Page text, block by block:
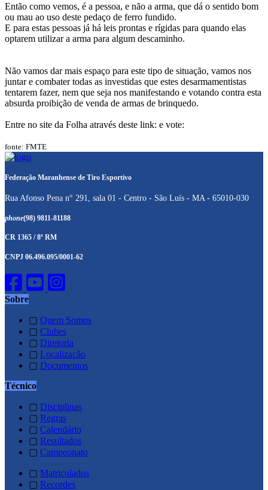
Então como vemos, é a pessoa, e não a arma, que dá o sentido bom
ou mau ao uso deste pedaço de ferro fundido.
E para estas pessoas já há leis prontas e rígidas para quando elas
optarem utilizar a arma para algum descaminho.
Não vamos dar mais espaço para este tipo de situação, vamos nos
juntar e combater todas as investidas que estes desarmamentistas
tentarem fazer, nem que seja nos manifestando e votando contra esta
absurda proibição de venda de armas de brinquedo.
Entre no site da Folha através deste link: e vote:
fonte: FMTE
Federação Maranhense de Tiro Esportivo
Rua Afonso Pena n° 291, sala 01 - Centro - São Luís - MA - 65010-030
phone(98) 9811-81188
CR 1365 / 8ª RM
CNPJ 06.496.095/0001-62
Sobre
▢ Quem Somos
▢ Clubes
▢ Diretoria
▢ Localização
▢ Documentos
Técnico
▢ Disciplinas
▢ Regras
▢ Calendário
▢ Resultados
▢ Campeonato
▢ Matriculados
▢ Recordes